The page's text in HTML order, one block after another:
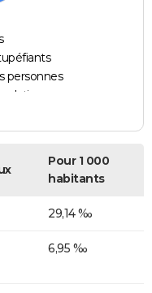
personnes
Pour 1 000
habitants
29,14 ‰
6,95 ‰